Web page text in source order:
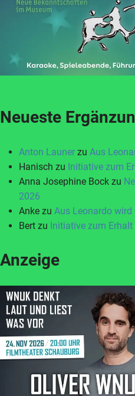
Neueste
Anton Launer zu Aus
Hanisch zu Initiative zum
Anna Josephine Bock zu
2026
Anke zu Aus Leonardo wird
Bert zu Initiative zum
Anzeige